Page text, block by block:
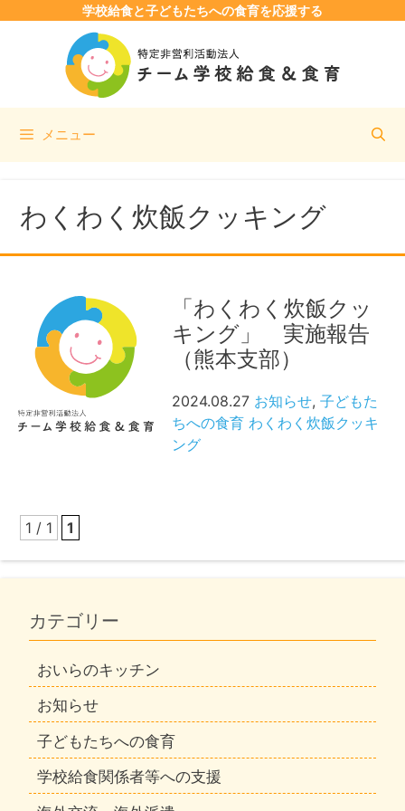
学校給食と子どもたちへの食育を応援する
ス
メニュー
わくわく炊飯クッキング
「わくわく炊飯クッ
キング」 実施報告
（熊本支部）
2024.08.27 お知らせ, 子どもた
ちへの食育 わくわく炊飯クッキ
ング
1 / 1 1
カテゴリー
おいらのキッチン
お知らせ
子どもたちへの食育
学校給食関係者等への支援